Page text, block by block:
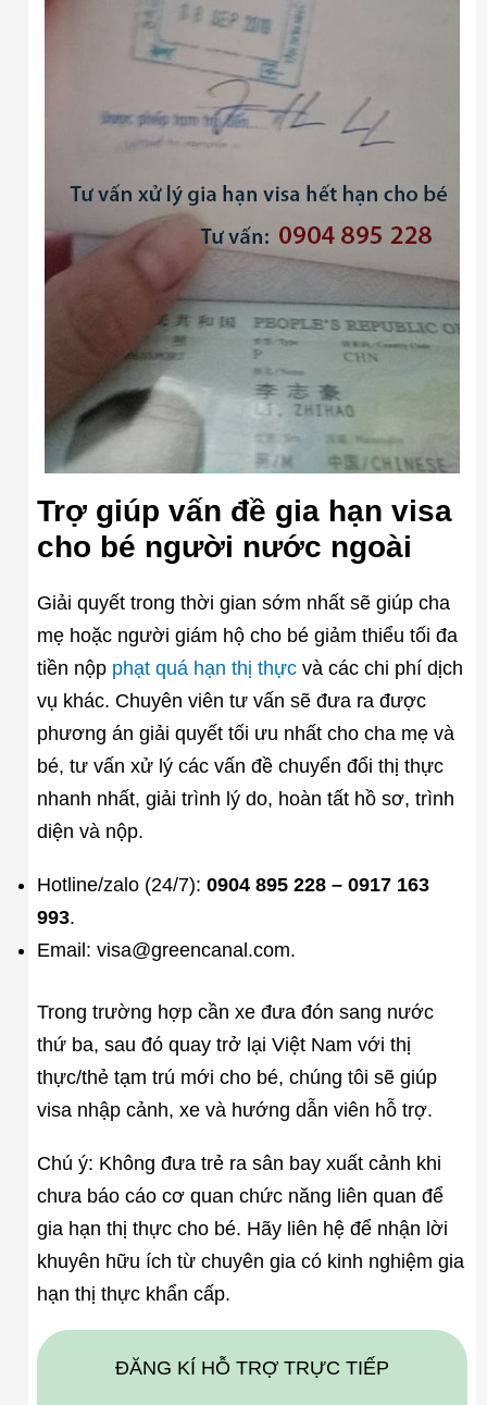
Trợ giúp vấn đề gia hạn visa
cho bé người nước ngoài
Giải quyết trong thời gian sớm nhất sẽ giúp cha
mẹ hoặc người giám hộ cho bé giảm thiểu tối đa
tiền nộp phạt quá hạn thị thựcvà các chi phí dịch
vụ khác. Chuyên viên tư vấn sẽ đưa ra được
phương án giải quyết tối ưu nhất cho cha mẹ và
bé, tư vấn xử lý các vấn đề chuyển đổi thị thực
nhanh nhất, giải trình lý do, hoàn tất hồ sơ, trình
diện và nộp.
Hotline/zalo (24/7): 0904 895 228 – 0917 163
993.
Email: visa@greencanal.com.
Trong trường hợp cần xe đưa đón sang nước
thứ ba, sau đó quay trở lại Việt Nam với thị
thực/thẻ tạm trú mới cho bé, chúng tôi sẽ giúp
visa nhập cảnh, xe và hướng dẫn viên hỗ trợ.
Chú ý: Không đưa trẻ ra sân bay xuất cảnh khi
chưa báo cáo cơ quan chức năng liên quan để
gia hạn thị thực cho bé. Hãy liên hệ để nhận lời
khuyên hữu ích từ chuyên gia có kinh nghiệm gia
hạn thị thực khẩn cấp.
ĐĂNG KÍ HỖ TRỢ TRỰC TIẾP